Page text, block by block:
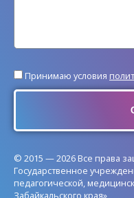
Принимаю условия
© 2015 — 2026 Все права
Государственное
педагогической,
Забайкальского края»